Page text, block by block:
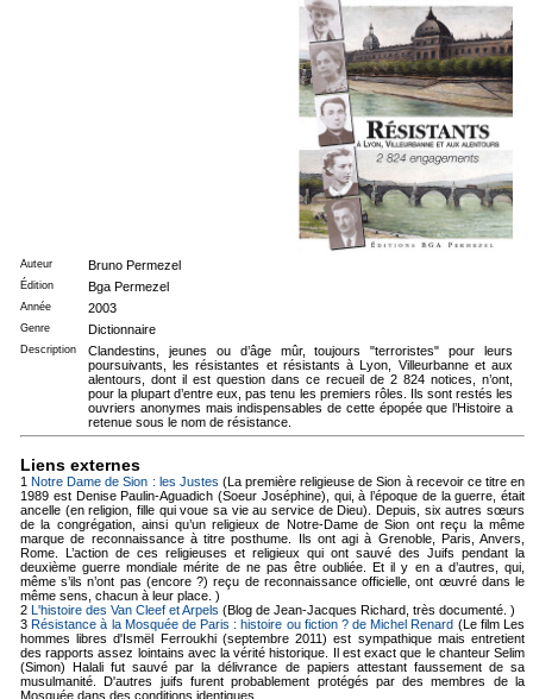
Auteur Bruno Permezel
Édition Bga Permezel
Année 2003
Genre Dictionnaire
Description
Clandestins, jeunes ou d’âge mûr, toujours "terroristes" pour leurs
poursuivants, les résistantes et résistants à Lyon, Villeurbanne et aux
alentours, dont il est question dans ce recueil de 2 824 notices, n’ont,
pour la plupart d’entre eux, pas tenu les premiers rôles. Ils sont restés les
ouvriers anonymes mais indispensables de cette épopée que l’Histoire a
retenue sous le nom de résistance.
Liens externes
1Notre Dame de Sion : les Justes (La première religieuse de Sion à recevoir ce titre en
1989 est Denise Paulin-Aguadich (Soeur Joséphine), qui, à l’époque de la guerre, était
ancelle (en religion, fille qui voue sa vie au service de Dieu). Depuis, six autres sœurs
de la congrégation, ainsi qu’un religieux de Notre-Dame de Sion ont reçu la même
marque de reconnaissance à titre posthume. Ils ont agi à Grenoble, Paris, Anvers,
Rome. L’action de ces religieuses et religieux qui ont sauvé des Juifs pendant la
deuxième guerre mondiale mérite de ne pas être oubliée. Et il y en a d’autres, qui,
même s’ils n’ont pas (encore ?) reçu de reconnaissance officielle, ont œuvré dans le
même sens, chacun à leur place. )
2 L'histoire des Van Cleef et Arpels (Blog de Jean-Jacques Richard, très documenté. )
3Résistance à la Mosquée de Paris : histoire ou fiction ? de Michel Renard (Le film Les
hommes libres d'Ismël Ferroukhi (septembre 2011) est sympathique mais entretient
des rapports assez lointains avec la vérité historique. Il est exact que le chanteur Selim
(Simon) Halali fut sauvé par la délivrance de papiers attestant faussement de sa
musulmanité. D'autres juifs furent probablement protégés par des membres de la
Mosquée dans des conditions identiques.